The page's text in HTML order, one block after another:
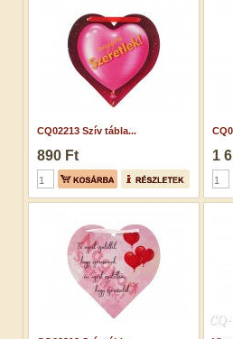
CQ02213 Szív tábla...
890 Ft 1